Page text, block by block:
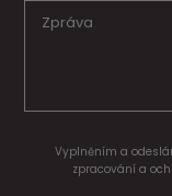
Vyplněním a
zpracování a